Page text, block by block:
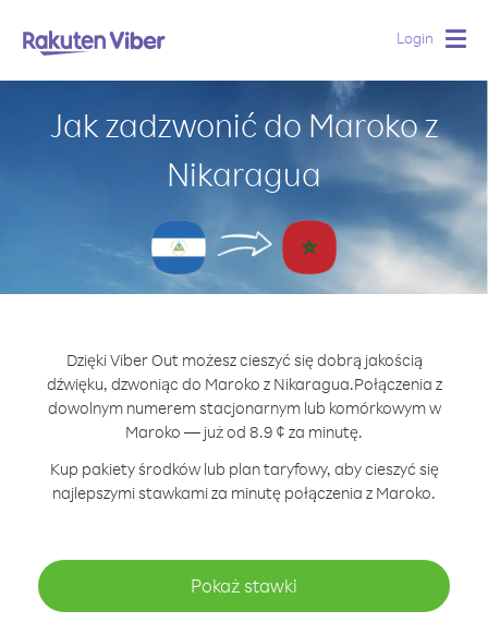
Login
Jak zadzwonić do Maroko z
Nikaragua
Dzięki Viber Out możesz cieszyć się dobrą jakością
dźwięku, dzwoniąc do Maroko z Nikaragua.Połączenia z
dowolnym numerem stacjonarnym lub komórkowym w
Maroko — już od 8.9 ¢ za minutę.
Kup pakiety środków lub plan taryfowy, aby cieszyć się
najlepszymi stawkami za minutę połączenia z Maroko.
Pokaż stawki